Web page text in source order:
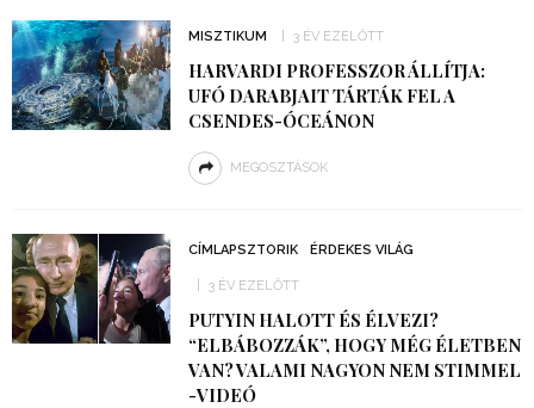
MISZTIKUM 3 ÉV EZELŐTT
HARVARDI PROFESSZOR ÁLLÍTJA:
UFÓ DARABJAIT TÁRTÁK FEL A
CSENDES-ÓCEÁNON
MEGOSZTÁSOK
CÍMLAPSZTORIK ÉRDEKES VILÁG
3 ÉV EZELŐTT
PUTYIN HALOTT ÉS ÉLVEZI?
“ELBÁBOZZÁK”, HOGY MÉG ÉLETBEN
VAN? VALAMI NAGYON NEM STIMMEL
-VIDEÓ